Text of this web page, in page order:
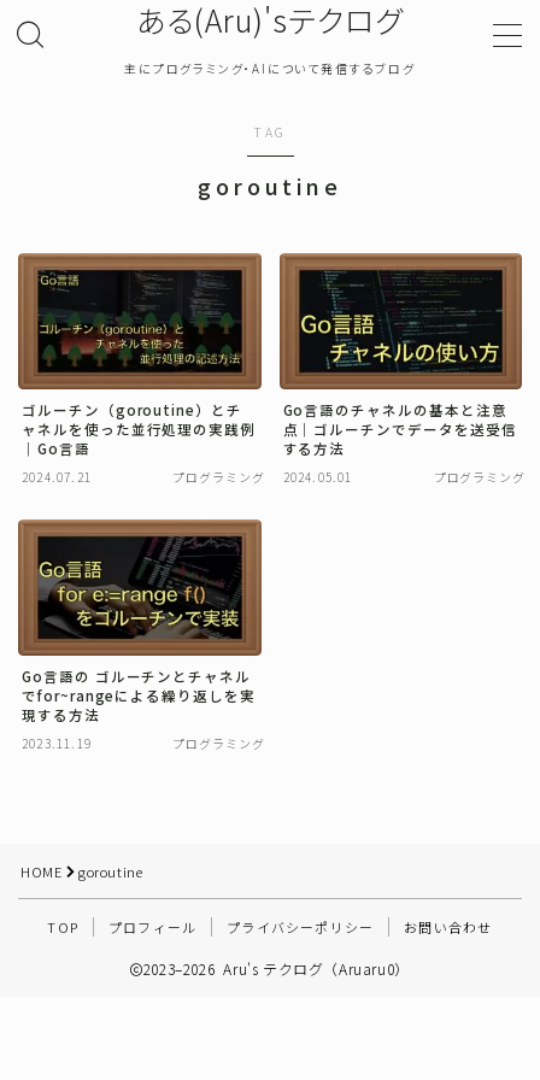
ある(Aru)'sテクログ
主にプログラミング・AIについて発信するブログ
お問い合わせ
確率・統計
プログラミング
その他
TAG
goroutine
ゴルーチン（goroutine）とチ
ャネルを使った並行処理の実践例
｜Go言語
2024.07.21 プログラミング
Go言語のチャネルの基本と注意
点｜ゴルーチンでデータを送受信
する方法
2024.05.01 プログラミング
Go言語の ゴルーチンとチャネル
でfor~rangeによる繰り返しを実
現する方法
2023.11.19 プログラミング
HOME goroutine
TOP プロフィール プライバシーポリシー お問い合わせ
2023–2026 Aru's テクログ（Aruaru0）